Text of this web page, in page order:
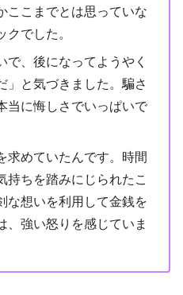
ここまでとは思っていな
でした。
で、後になってようやく
」と気づきました。騙さ
当に悔しさでいっぱいで
求めていたんです。時間
持ちを踏みにじられたこ
な想いを利用して金銭を
、強い怒りを感じていま